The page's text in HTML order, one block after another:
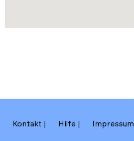
Kontakt Hilfe Impressum